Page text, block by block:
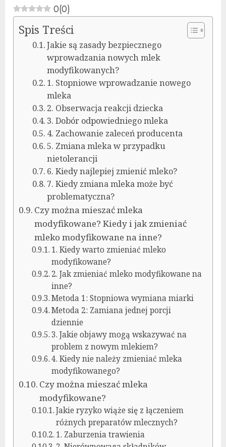
0(0)
Spis Treści
Jakie są zasady bezpiecznego
wprowadzania nowych mlek
modyfikowanych?
1. Stopniowe wprowadzanie nowego
mleka
2. Obserwacja reakcji dziecka
3. Dobór odpowiedniego mleka
4. Zachowanie zaleceń producenta
5. Zmiana mleka w przypadku
nietolerancji
6. Kiedy najlepiej zmienić mleko?
7. Kiedy zmiana mleka może być
problematyczna?
Czy można mieszać mleka
modyfikowane? Kiedy i jak zmieniać
mleko modyfikowane na inne?
1. Kiedy warto zmieniać mleko
modyfikowane?
2. Jak zmieniać mleko modyfikowane na
inne?
Metoda 1: Stopniowa wymiana miarki
Metoda 2: Zamiana jednej porcji
dziennie
3. Jakie objawy mogą wskazywać na
problem z nowym mlekiem?
4. Kiedy nie należy zmieniać mleka
modyfikowanego?
Czy można mieszać mleka
modyfikowane?
Jakie ryzyko wiąże się z łączeniem
różnych preparatów mlecznych?
1. Zaburzenia trawienia